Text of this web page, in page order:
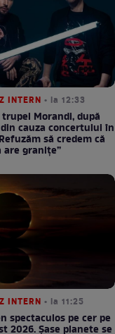
INTERN • la 12:33
Morandi, după
cauza concertului în
să credem că
are granițe”
INTERN • la 11:25
spectaculos pe cer pe
2026. Șase planete se